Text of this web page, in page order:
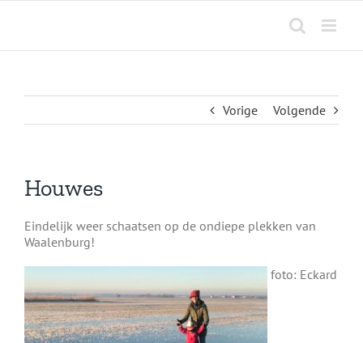
Vorige Volgende
Houwes
Eindelijk weer schaatsen op de ondiepe plekken van
Waalenburg!
foto: Eckard